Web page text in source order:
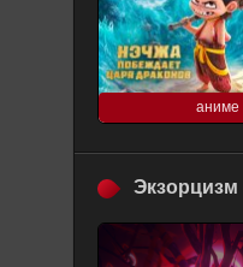
аниме
Экзорцизм